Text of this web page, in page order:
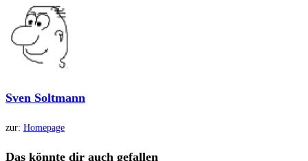
Sven Soltmann
zur: Homepage
Das könnte dir auch gefallen